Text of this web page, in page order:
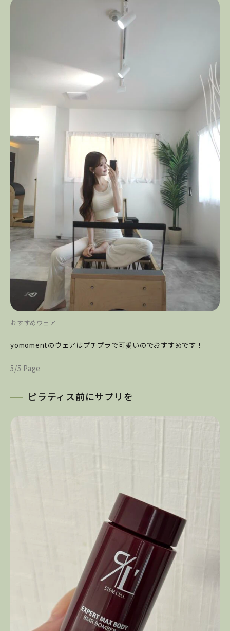
おすすめウェア
yomomentのウェアはプチプラで可愛いのでおすすめです！
5/5 Page
ピラティス前にサプリを